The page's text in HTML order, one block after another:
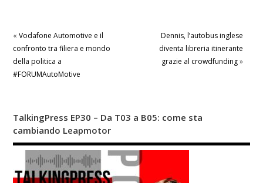
« Vodafone Automotive e il
confronto tra filiera e mondo
della politica a
#FORUMAutoMotive
Dennis, l’autobus inglese
diventa libreria itinerante
grazie al crowdfunding»
TalkingPress EP30 – Da T03 a B05: come sta
cambiando Leapmotor